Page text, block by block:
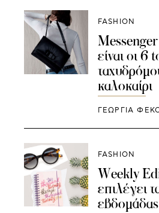
FASHION
Μessenger
είναι οι 6
καλοκαίρι
ΓΕΩΡΓΙΑ
FASHION
Weekly
επιλέγει
εβδομάδας